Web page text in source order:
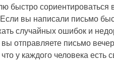
быстро сориентироваться
вы написали письмо
случайных ошибок и
вы отправляете письмо
у каждого человека есть